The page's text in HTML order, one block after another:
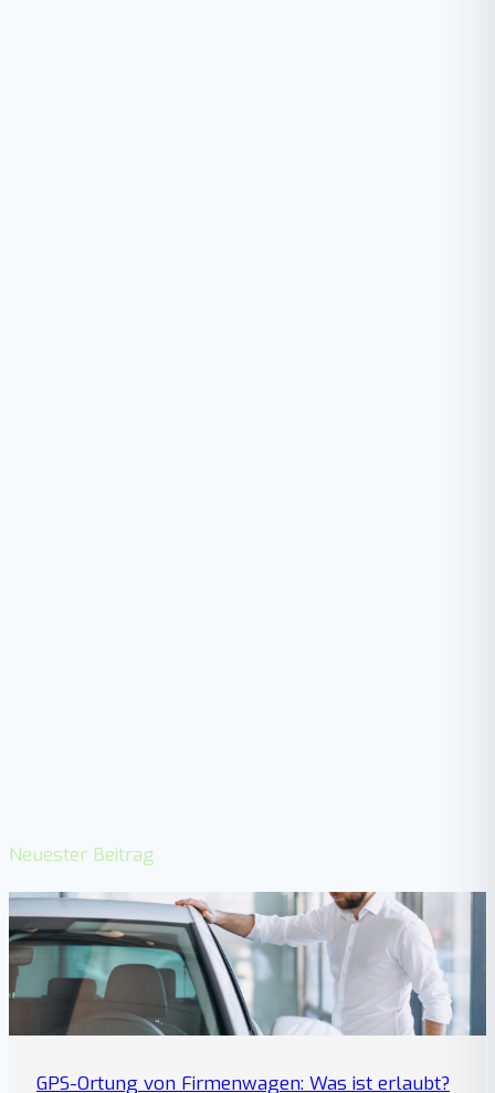
Neuester Beitrag
GPS-Ortung von Firmenwagen: Was ist erlaubt?